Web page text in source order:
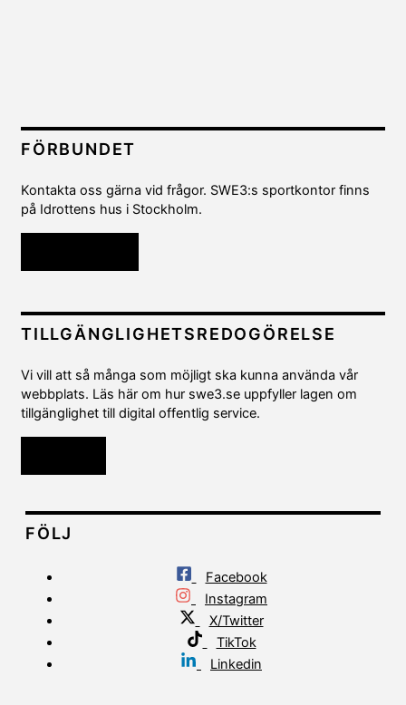
FÖRBUNDET
Kontakta oss gärna vid frågor. SWE3:s sportkontor finns
på Idrottens hus i Stockholm.
TILLGÄNGLIGHETSREDOGÖRELSE
Vi vill att så många som möjligt ska kunna använda vår
webbplats. Läs här om hur swe3.se uppfyller lagen om
tillgänglighet till digital offentlig service.
FÖLJ
Facebook
Instagram
X/Twitter
TikTok
Linkedin